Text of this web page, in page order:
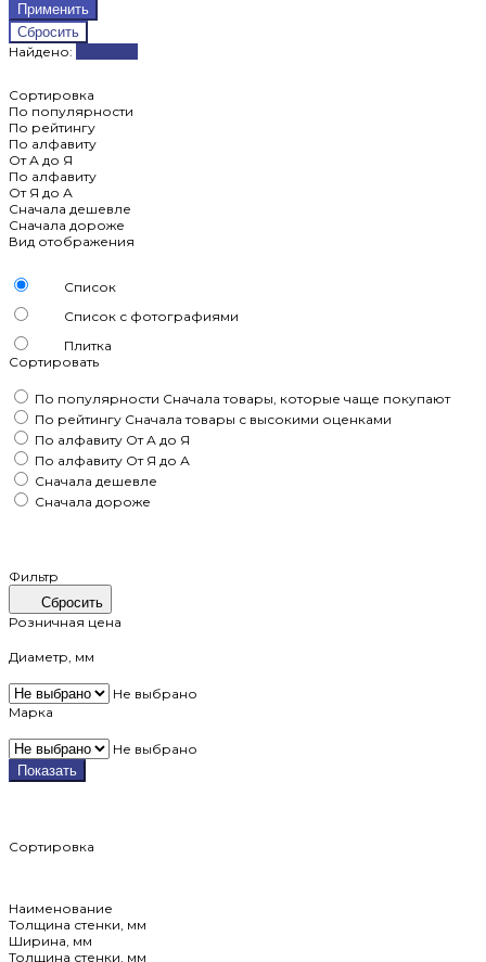
Найдено:
Сортировка
По популярности
По рейтингу
По алфавиту
От А до Я
По алфавиту
От Я до А
Сначала дешевле
Сначала дороже
Вид отображения
Список
Список с фотографиями
Плитка
Сортировать
По популярности Сначала товары, которые чаще покупают
По рейтингу Сначала товары с высокими оценками
По алфавиту От А до Я
По алфавиту От Я до А
Сначала дешевле
Сначала дороже
Фильтр
Сбросить
Розничная цена
Диаметр, мм
Не выбрано
Марка
Не выбрано
Показать
Сортировка
Наименование
Толщина стенки, мм
Ширина, мм
Толщина стенки, мм